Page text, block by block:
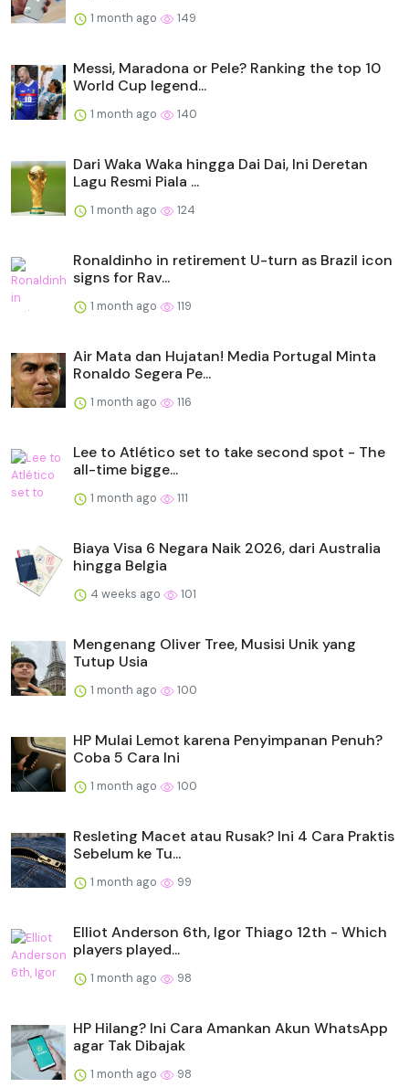
1 month ago 149
Messi, Maradona or Pele? Ranking the top 10
World Cup legend...
1 month ago 140
Dari Waka Waka hingga Dai Dai, Ini Deretan
Lagu Resmi Piala ...
1 month ago 124
Ronaldinho in retirement U-turn as Brazil icon
signs for Rav...
1 month ago 119
Air Mata dan Hujatan! Media Portugal Minta
Ronaldo Segera Pe...
1 month ago 116
Lee to Atlético set to take second spot - The
all-time bigge...
1 month ago 111
Biaya Visa 6 Negara Naik 2026, dari Australia
hingga Belgia
4 weeks ago 101
Mengenang Oliver Tree, Musisi Unik yang
Tutup Usia
1 month ago 100
HP Mulai Lemot karena Penyimpanan Penuh?
Coba 5 Cara Ini
1 month ago 100
Resleting Macet atau Rusak? Ini 4 Cara Praktis
Sebelum ke Tu...
1 month ago 99
Elliot Anderson 6th, Igor Thiago 12th - Which
players played...
1 month ago 98
HP Hilang? Ini Cara Amankan Akun WhatsApp
agar Tak Dibajak
1 month ago 98